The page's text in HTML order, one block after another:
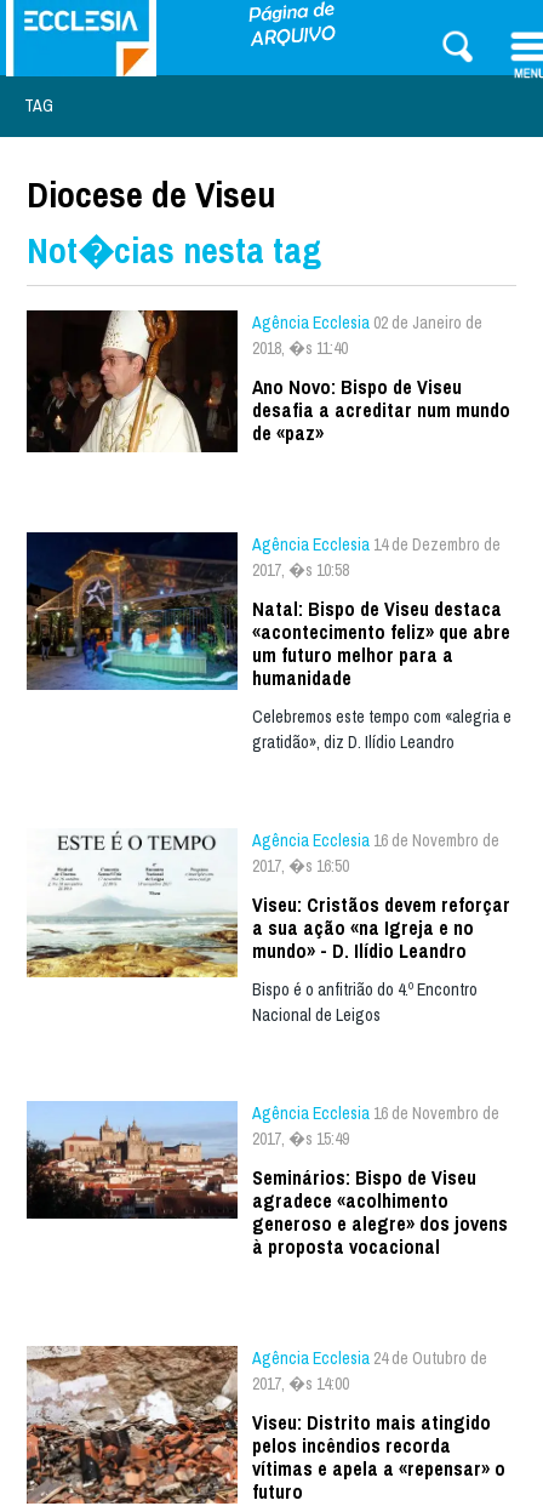
TAG
Diocese de Viseu
Not�cias nesta tag
Agência Ecclesia 02 de Janeiro de
2018, �s 11:40
Ano Novo: Bispo de Viseu
desafia a acreditar num mundo
de «paz»
Agência Ecclesia 14 de Dezembro de
2017, �s 10:58
Natal: Bispo de Viseu destaca
«acontecimento feliz» que abre
um futuro melhor para a
humanidade
Celebremos este tempo com «alegria e
gratidão», diz D. Ilídio Leandro
Agência Ecclesia 16 de Novembro de
2017, �s 16:50
Viseu: Cristãos devem reforçar
a sua ação «na Igreja e no
mundo» - D. Ilídio Leandro
Bispo é o anfitrião do 4.º Encontro
Nacional de Leigos
Agência Ecclesia 16 de Novembro de
2017, �s 15:49
Seminários: Bispo de Viseu
agradece «acolhimento
generoso e alegre» dos jovens
à proposta vocacional
Agência Ecclesia 24 de Outubro de
2017, �s 14:00
Viseu: Distrito mais atingido
pelos incêndios recorda
vítimas e apela a «repensar» o
futuro